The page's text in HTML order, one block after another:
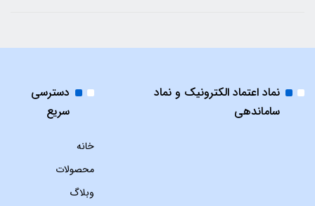
نماد اعتماد الکترونیک و نماد
ساماندهی
دسترسی
سریع
خانه
محصولات
وبلاگ